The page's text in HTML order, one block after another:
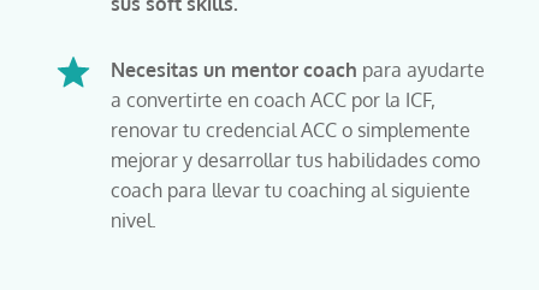
Necesitas un mentor coach para ayudarte
a convertirte en coach ACC por la ICF,
renovar tu credencial ACC o simplemente
mejorar y desarrollar tus habilidades como
coach para llevar tu coaching al siguiente
nivel.